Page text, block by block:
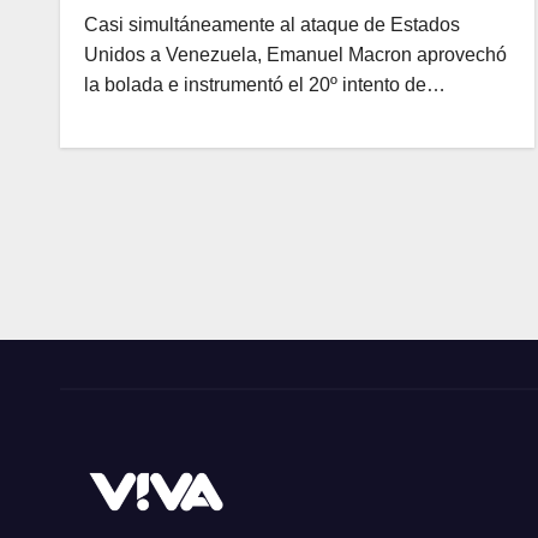
Casi simultáneamente al ataque de Estados
Unidos a Venezuela, Emanuel Macron aprovechó
la bolada e instrumentó el 20º intento de…